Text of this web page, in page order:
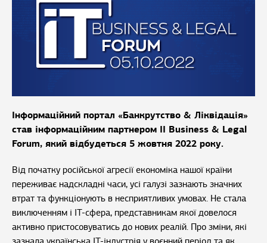
Інформаційний портал «Банкрутство & Ліквідація»
став інформаційним партнером II Business & Legal
Forum, який відбудеться 5 жовтня 2022 року.
Від початку російської агресії економіка нашої країни
переживає надскладні часи, усі галузі зазнають значних
втрат та функціонують в несприятливих умовах. Не стала
виключенням і IT-сфера, представникам якої довелося
активно пристосовуватись до нових реалій. Про зміни, які